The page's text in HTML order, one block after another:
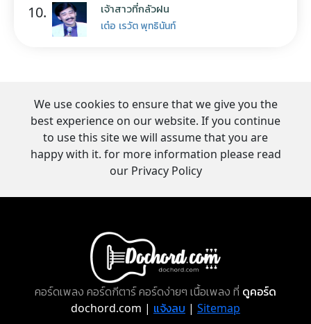
10. เจ้าสาวที่กลัวฝน
เต๋อ เรวัต พุทธินันท์
We use cookies to ensure that we give you the
best experience on our website. If you continue
to use this site we will assume that you are
happy with it. for more information please read
our Privacy Policy
คอร์ดเพลง คอร์ดกีตาร์ คอร์ดง่ายๆ เนื้อเพลง ที่ ดูคอร์ด
dochord.com | แจ้งลบ | Sitemap